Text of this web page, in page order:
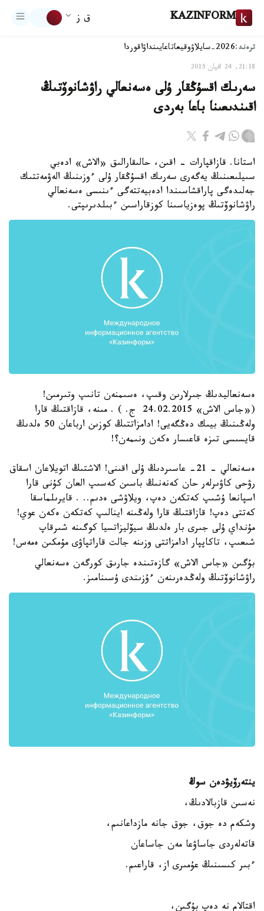
KAZINFORM ق ز
ترەند:2026-سايلاۋ وقيعاتاعايىنداۋاقوردا
21:18, 24 اقپان 2015
سەرىك اقسۇڭقار ۇلى ەسەنعالي راۋشانوۆتىڭ
اقىندىعىنا باعا بەردى
استانا. قازاقپارات - اقىن، حالىقارالىق «الاش» ادەبي
سىيلىعىنىڭ يەگەرى سەرىك اقسۇڭقار ۇلى ءوزىنىڭ الەۋمەتتىك
جەلىدەگى پاراقشاسىندا ادەبيەتتەگى ءىنىسى ەسەنعالي
راۋشانوۆتىڭ پوەزياسىنا كوزقاراسىن ءبىلدىرىپتى.
ەسەنعاليدىڭ جىرلارىن وقىپ، ەسىمنەن تانىپ وتىرمىن!
(«جاس الاش» 24.02.2015 ج. ) . مىنە، قازاقتىڭ قارا
ولەڭىنىڭ بيىك دەڭگەيى! ادامزاتتىڭ كوزىن ارباعان 50 ەلدىڭ
قايسىسى تىزە قاعىسار ەكەن ونىمەن؟!
ەسەنعالي - 21- عاسىردىڭ ۇلى اقىنى! الاشتىڭ اتويلاعان اسقاق
رۋحى كاۋىرلەر حان كەنەنىڭ باسىن كەسىپ العان كۇنى قارا
اسپانعا ۇشىپ كەتكەن دەپ، ويلاۋشى ەدىم.. . قايرىلماسقا
كەتتى دەپ! قازاقتىڭ قارا ولەڭىنە اينالىپ كەتكەن ەكەن عوي!
مۇنداي ۇلى جىرى بار ەلدىڭ سيۆليزاتسيا كوگىنە شىرقاپ
شىعىپ، تاكاپپار ادامزاتتى وزىنە جالت قاراتپاۋى مۇمكىن ەمەس!
بۇگىن «جاس الاش» گازەتىندە جارىق كورگەن ەسەنعالي
راۋشانوۆتىڭ ولەڭدەرىنەن ءۇزىندى ۇسىنامىز.
ينتەرۆيۋدەن سوڭ
نەسىن قازبالادىڭ،
وشكەم دە جوق، جوق جانە مازداعانىم،
قاتەلەردى جاساۋعا مەن جاساعان
ءبىر كىسىنىڭ عۇمىرى از، قاراعىم.
اقتالام نە دەپ بۇگىن،